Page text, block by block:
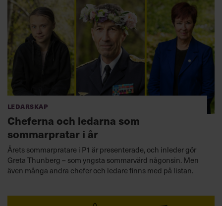
Ledarskap
Cheferna och ledarna som
sommarpratar i år
Årets sommarpratare i P1 är presenterade, och inleder gör
Greta Thunberg – som yngsta sommarvärd någonsin. Men
även många andra chefer och ledare finns med på listan.